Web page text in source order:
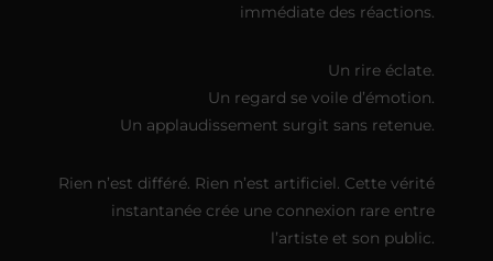
immédiate des réactions.
Un rire éclate.
Un regard se voile d’émotion.
Un applaudissement surgit sans retenue.
Rien n’est différé. Rien n’est artificiel. Cette vérité
instantanée crée une connexion rare entre
l’artiste et son public.